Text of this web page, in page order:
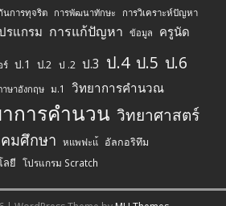
นการทุจริต การพัฒนาทักษะ การวิเคราะห์ปัญหา
รแกรม การแก้ปัญหา ข้อมูล ครูนัด
ร์ ป.1 ป.2 ป .2 ป.3 ป.4 ป.5 ป.6
าษาอังกฤษ ม.1 วิทยาการคำนวณ
การคำนวน วิทยาศาสตร์
มศึกษา หแพฟะแ้ อัลกอริทึม
ลยี โปรแกรม Scratch